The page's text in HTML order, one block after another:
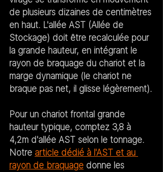
de plusieurs dizaines de centimètres
en haut. L'allée AST (Allée de
Stockage) doit être recalculée pour
la grande hauteur, en intégrant le
rayon de braquage du chariot et la
marge dynamique (le chariot ne
braque pas net, il glisse légèrement).
Pour un chariot frontal grande
hauteur typique, comptez 3,8 à
4,2m d'allée AST selon le tonnage.
Notre article dédié à l'AST et au
rayon de braquage donne les